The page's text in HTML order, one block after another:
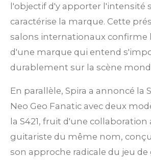
l'objectif d'y apporter l'intensité
caractérise la marque. Cette
salons internationaux confirme
d'une marque qui entend
durablement sur la scène
En parallèle, Spira a annoncé la
Neo Geo Fanatic avec deux
la S421, fruit d'une collaboration
guitariste du même nom,
son approche radicale du jeu de